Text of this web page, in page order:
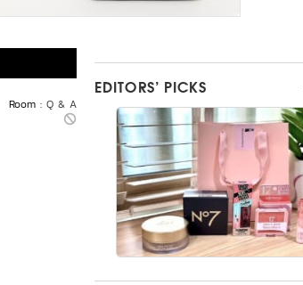
Room : Q & A
EDITORS’ PICKS